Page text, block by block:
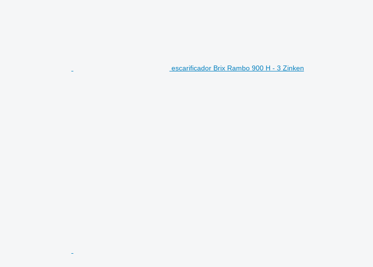
escarificador Brix Rambo 900 H - 3 Zinken